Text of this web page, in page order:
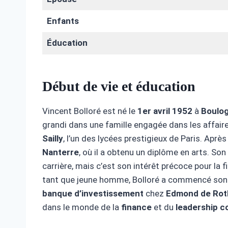
Enfants
Éducation
Début de vie et éducation
Vincent Bolloré est né le 1er avril 1952 à
grandi dans une famille engagée dans les
Sailly, l’un des lycées prestigieux de Paris.
Nanterre, où il a obtenu un diplôme en arts.
carrière, mais c’est son intérêt précoce pour
tant que jeune homme, Bolloré a commencé
banque d’investissement chez Edmond de
dans le monde de la finance et du leadership